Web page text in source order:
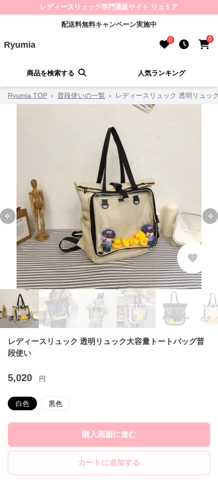
レディースリュック専門通販サイト リュミア
配送料無料キャンペーン実施中
Ryumia 0 0
商品を検索する 人気ランキング
Ryumia TOP › 普段使いの一覧 › レディースリュック 透明リュッ
Previous slide
レディースリュック 透明リュック大容量トートバッグ普
段使い
5,020 円
白色 黒色
購入画面に進む
カートに追加する